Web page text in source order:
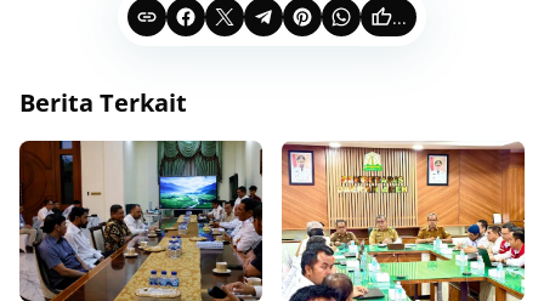
...
Berita Terkait